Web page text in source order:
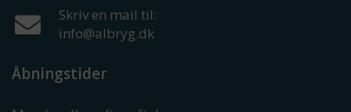
Skriv en mail til:
info@albryg.dk
Åbningstider